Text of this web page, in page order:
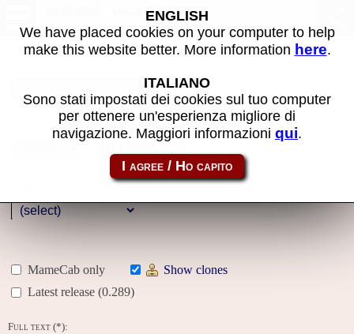
MAME machines
MameCab only
Show clones
Latest release (0.289)
Full text (*):
ENGLISH
We have placed cookies on your computer to help
make this website better. More information here.
ITALIANO
Sono stati impostati dei cookies sul tuo computer
per ottenere un'esperienza migliore di
navigazione. Maggiori informazioni qui.